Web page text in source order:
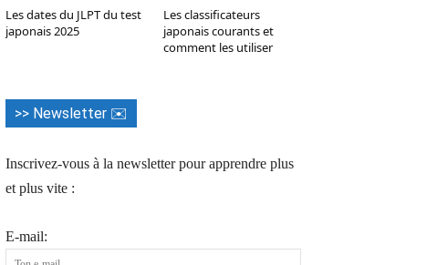
Les dates du JLPT du test
japonais 2025
Les classificateurs
japonais courants et
comment les utiliser
>> Newsletter ✉️
Inscrivez-vous à la newsletter pour apprendre plus
et plus vite :
E-mail: